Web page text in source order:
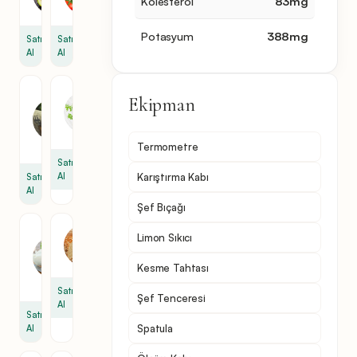
Satın
Al
Satın
Al
Satın
Al
Mayonez
Satın
Al
Satın
Al
Ekmek
Satın
Al
Potasyum 388mg
Ekipman
Termometre
Karıştırma Kabı
Şef Bıçağı
Limon Sıkıcı
Kesme Tahtası
Şef Tenceresi
Spatula